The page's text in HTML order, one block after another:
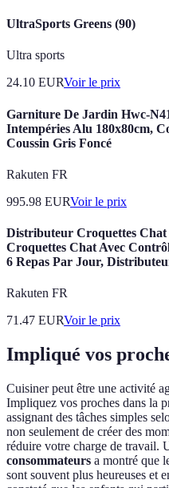
UltraSports Greens (90)
Ultra sports
24.10 EURVoir le prix
Garniture De Jardin Hwc-
Intempéries Alu 180x80cm,
Coussin Gris Foncé
Rakuten FR
995.98 EURVoir le prix
Distributeur Croquettes
Croquettes Chat Avec
6 Repas Par Jour,
Rakuten FR
71.47 EURVoir le prix
Impliqué vos
Cuisiner peut être une activité
Impliquez vos proches dans la
assignant des tâches simples
non seulement de créer des
réduire votre charge de travail.
consommateurs a montré que
sont souvent plus heureuses et